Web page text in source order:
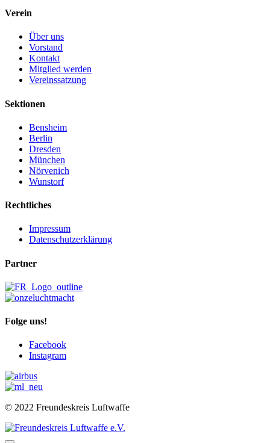
Verein
Über uns
Vorstand
Kontakt
Mitglied werden
Vereinssatzung
Sektionen
Bensheim
Berlin
Dresden
München
Nörvenich
Wunstorf
Rechtliches
Impressum
Datenschutzerklärung
Partner
Folge uns!
Facebook
Instagram
© 2022 Freundeskreis Luftwaffe